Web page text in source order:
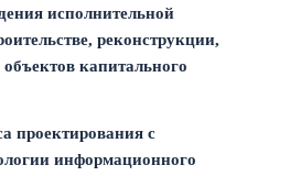
исполнительной
реконструкции,
капитального
проектирования с
информационного